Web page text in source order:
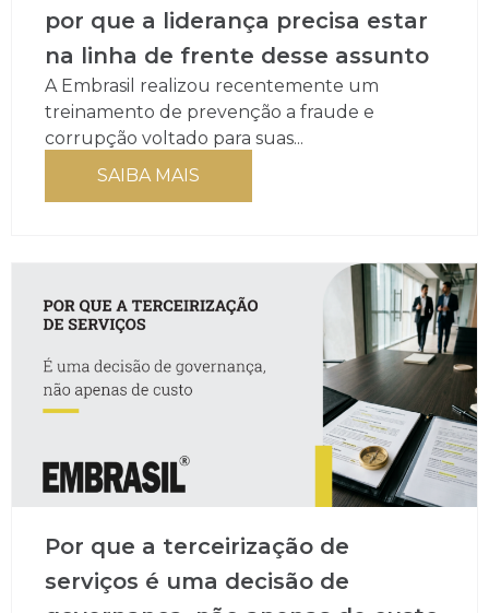
por que a liderança precisa estar
na linha de frente desse assunto
A Embrasil realizou recentemente um
treinamento de prevenção a fraude e
corrupção voltado para suas...
SAIBA MAIS
Por que a terceirização de
serviços é uma decisão de